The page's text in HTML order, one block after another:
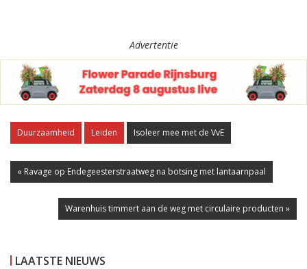
Advertentie
Duurzaamheid Leiden Isoleer mee met de VvE
« Ravage op Endegeesterstraatweg na botsing met lantaarnpaal
Warenhuis timmert aan de weg met circulaire producten »
LAATSTE NIEUWS